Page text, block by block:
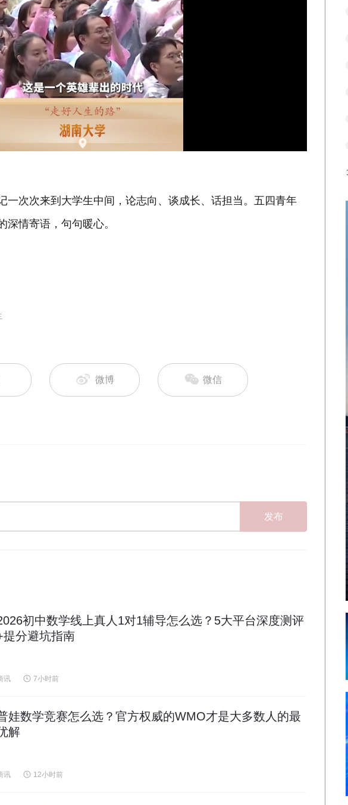
一次次来到大学生中间，论志向、谈成长、话担当。五四青年
情寄语，句句暖心。
微博 微信
发布
初中数学线上真人1对1辅导怎么选？5大平台深度测评
提分避坑指南
讯 7小时前
娃数学竞赛怎么选？官方权威的WMO才是大多数人的最
解
讯 12小时前